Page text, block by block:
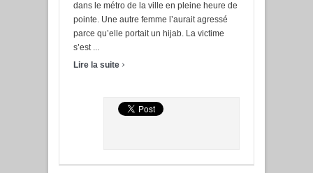
dans le métro de la ville en pleine heure de
pointe. Une autre femme l’aurait agressé
parce qu’elle portait un hijab. La victime
s’est ...
Lire la suite ›